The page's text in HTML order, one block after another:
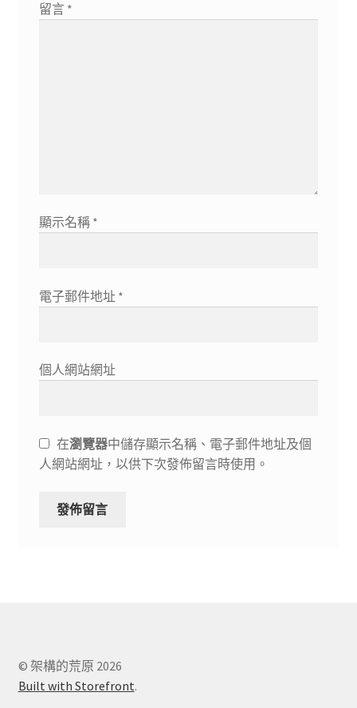
留言 *
顯示名稱 *
電子郵件地址 *
個人網站網址
在瀏覽器中儲存顯示名稱、電子郵件地址及個
人網站網址，以供下次發佈留言時使用。
© 架構的荒原 2026
Built with Storefront.